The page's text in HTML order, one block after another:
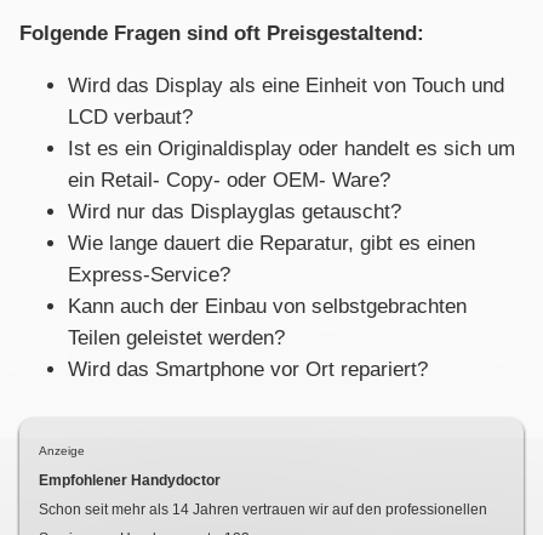
Folgende Fragen sind oft Preisgestaltend:
Wird das Display als eine Einheit von Touch und
LCD verbaut?
Ist es ein Originaldisplay oder handelt es sich um
ein Retail- Copy- oder OEM- Ware?
Wird nur das Displayglas getauscht?
Wie lange dauert die Reparatur, gibt es einen
Express-Service?
Kann auch der Einbau von selbstgebrachten
Teilen geleistet werden?
Wird das Smartphone vor Ort repariert?
Anzeige
Empfohlener Handydoctor
Schon seit mehr als 14 Jahren vertrauen wir auf den professionellen